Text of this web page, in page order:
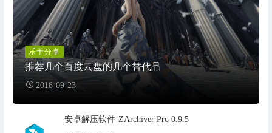
乐于分享
推荐几个百度云盘的几个替代品
2018-09-23
安卓解压软件-ZArchiver Pro 0.9.5